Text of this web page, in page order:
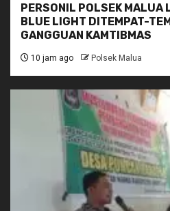
PERSONIL POLSEK MALUA
BLUE LIGHT DITEMPAT-
GANGGUAN KAMTIBMAS
10 jam ago Polsek Malua